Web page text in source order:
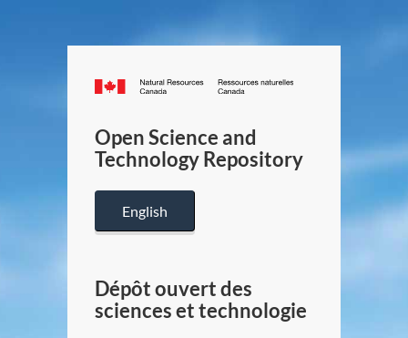
Canada.ca
/
Canada
Open Science and
Technology Repository
English
Dépôt ouvert des
sciences et technologie